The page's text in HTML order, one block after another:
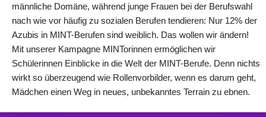
männliche Domäne, während junge Frauen bei der Berufswahl
nach wie vor häufig zu sozialen Berufen tendieren: Nur 12% der
Azubis in MINT-Berufen sind weiblich. Das wollen wir ändern!
Mit unserer Kampagne MINTorinnen ermöglichen wir
Schülerinnen Einblicke in die Welt der MINT-Berufe. Denn nichts
wirkt so überzeugend wie Rollenvorbilder, wenn es darum geht,
Mädchen einen Weg in neues, unbekanntes Terrain zu ebnen.